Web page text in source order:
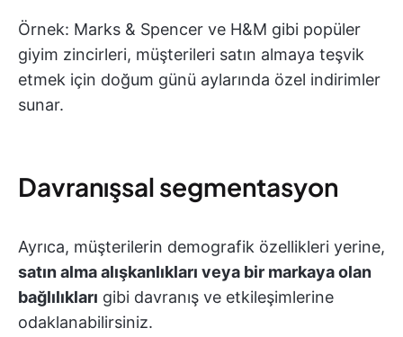
Örnek: Marks & Spencer ve H&M gibi popüler
giyim zincirleri, müşterileri satın almaya teşvik
etmek için doğum günü aylarında özel indirimler
sunar.
Davranışsal segmentasyon
Ayrıca, müşterilerin demografik özellikleri yerine,
satın alma alışkanlıkları veya bir markaya olan
bağlılıkları gibi davranış ve etkileşimlerine
odaklanabilirsiniz.